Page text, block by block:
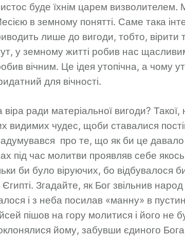
буде їхнім царем визволителем.
в земному понятті. Саме така
лише до вигоди, тобто, вірити
у земному житті робив нас
вічним. Це ідея утопічна, а чому
для вічності.
ради матеріальної вигоди?
видимих чудес, щоби ставалися
про те, що як би це
під час молитви проявляв себе
би було віруючих, бо відбувалося
Згадайте, як Бог звільнив
і з неба посилав «манну» в
пішов на гору молитися і його не
йому, забувши єдиного